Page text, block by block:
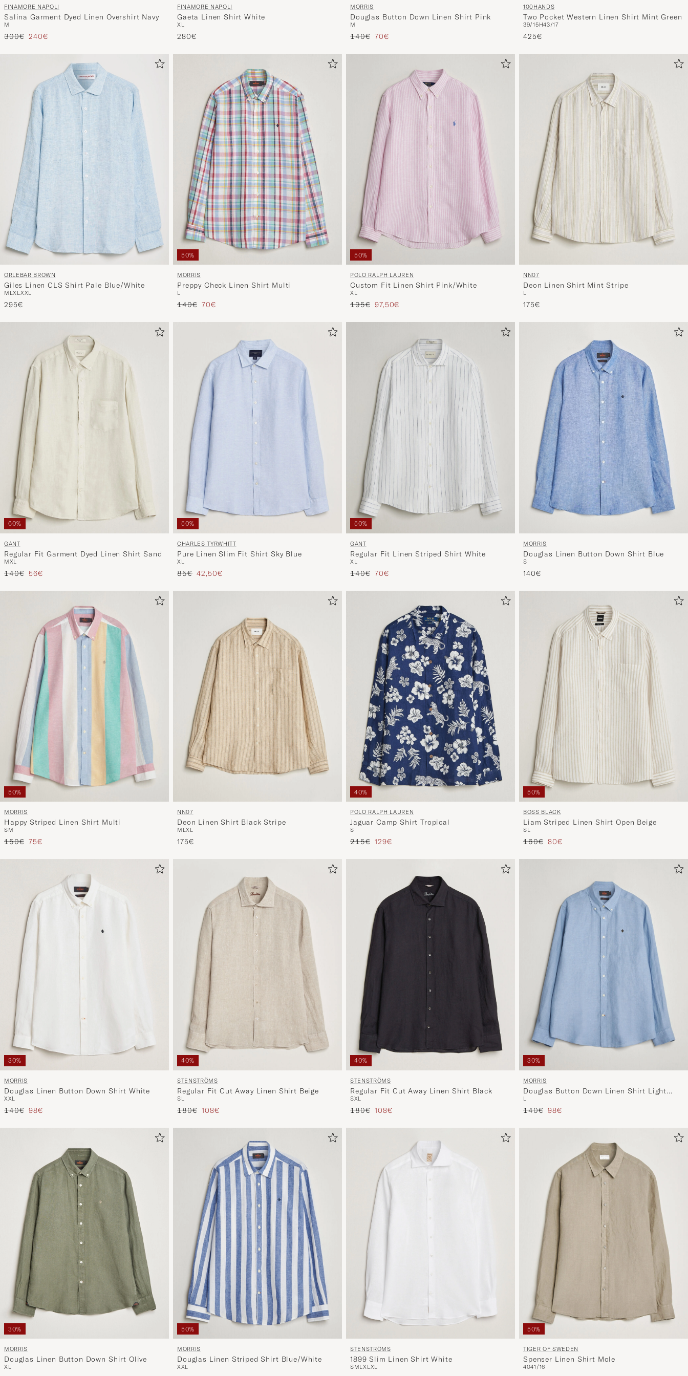
FINAMORE NAPOLI
Salina Garment Dyed Linen Overshirt Navy
M
Prezzo ordinario
300€ Prezzo ridotto
240€
FINAMORE NAPOLI
Gaeta Linen Shirt White
XL
280€
MORRIS
Douglas Button Down Linen Shirt Pink
M
Prezzo ordinario
140€ Prezzo ridotto
70€
100HANDS
Two Pocket Western Linen Shirt Mint Green
39/15H43/17
425€
ORLEBAR BROWN
Giles Linen CLS Shirt Pale Blue/White
M LXLXXL
295€
50%
MORRIS
Preppy Check Linen Shirt Multi
L
Prezzo ordinario
140€ Prezzo ridotto
70€
50%
POLO RALPH LAUREN
Custom Fit Linen Shirt Pink/White
XL
Prezzo ordinario
195€ Prezzo ridotto
97,50€
NN07
Deon Linen Shirt Mint Stripe
L
175€
60%
GANT
Regular Fit Garment Dyed Linen Shirt Sand
MXL
Prezzo ordinario
140€ Prezzo ridotto
56€
50%
CHARLES TYRWHITT
Pure Linen Slim Fit Shirt Sky Blue
XL
Prezzo ordinario
85€ Prezzo ridotto
42,50€
50%
GANT
Regular Fit Linen Striped Shirt White
XL
Prezzo ordinario
140€ Prezzo ridotto
70€
MORRIS
Douglas Linen Button Down Shirt Blue
S
140€
50%
MORRIS
Happy Striped Linen Shirt Multi
SM
Prezzo ordinario
150€ Prezzo ridotto
75€
NN07
Deon Linen Shirt Black Stripe
M LXL
175€
40%
POLO RALPH LAUREN
Jaguar Camp Shirt Tropical
S
Prezzo ordinario
215€ Prezzo ridotto
129€
50%
BOSS BLACK
Liam Striped Linen Shirt Open Beige
SL
Prezzo ordinario
160€ Prezzo ridotto
80€
30%
MORRIS
Douglas Linen Button Down Shirt White
XXL
Prezzo ordinario
140€ Prezzo ridotto
98€
40%
STENSTRÖMS
Regular Fit Cut Away Linen Shirt Beige
SL
Prezzo ordinario
180€ Prezzo ridotto
108€
40%
STENSTRÖMS
Regular Fit Cut Away Linen Shirt Black
SXL
Prezzo ordinario
180€ Prezzo ridotto
108€
30%
MORRIS
Douglas Button Down Linen Shirt Light
Blue
L
Prezzo ordinario
140€ Prezzo ridotto
98€
30%
MORRIS
Douglas Linen Button Down Shirt Olive
XL
50%
MORRIS
Douglas Linen Striped Shirt Blue/White
XXL
STENSTRÖMS
1899 Slim Linen Shirt White
SMLXLXL
50%
TIGER OF SWEDEN
Spenser Linen Shirt Mole
4041/16